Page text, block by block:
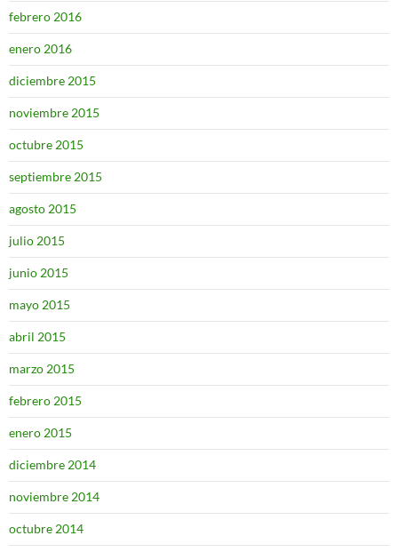
febrero 2016
enero 2016
diciembre 2015
noviembre 2015
octubre 2015
septiembre 2015
agosto 2015
julio 2015
junio 2015
mayo 2015
abril 2015
marzo 2015
febrero 2015
enero 2015
diciembre 2014
noviembre 2014
octubre 2014